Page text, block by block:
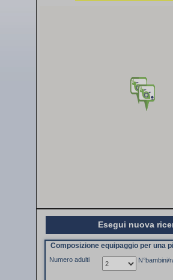
Esegui nuova
Composizione equipaggio per una
Numero adulti N°bambini/